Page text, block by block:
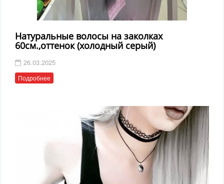
Натуральные волосы на заколках
60см.,оттенок (холодный серый)
26.03.2025
Подробнее